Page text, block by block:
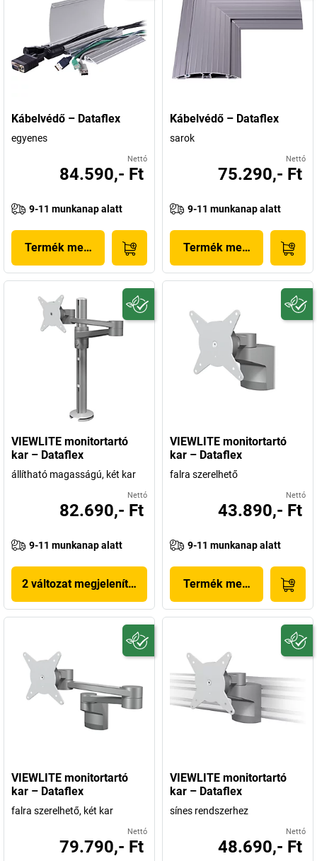
Kábelvédő – Dataflex
egyenes
Nettó
84.590,- Ft
9-11 munkanap alatt
Termék megjelenítése
Kábelvédő – Dataflex
sarok
Nettó
75.290,- Ft
9-11 munkanap alatt
Termék megjelenítése
VIEWLITE monitortartó
kar – Dataflex
állítható magasságú, két kar
Nettó
82.690,- Ft
9-11 munkanap alatt
2 változat megjelenítése
VIEWLITE monitortartó
kar – Dataflex
falra szerelhető
Nettó
43.890,- Ft
9-11 munkanap alatt
Termék megjelenítése
VIEWLITE monitortartó
kar – Dataflex
falra szerelhető, két kar
Nettó
79.790,- Ft
VIEWLITE monitortartó
kar – Dataflex
sínes rendszerhez
Nettó
48.690,- Ft